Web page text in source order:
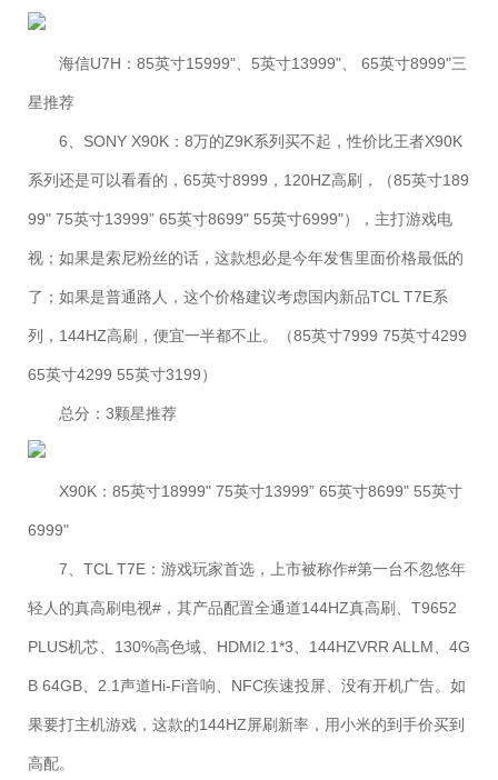
海信U7H：85英寸15999"、5英寸13999"、 65英寸8999"三
星推荐
6、SONY X90K：8万的Z9K系列买不起，性价比王者X90K
系列还是可以看看的，65英寸8999，120HZ高刷，（85英寸189
99" 75英寸13999” 65英寸8699" 55英寸6999"），主打游戏电
视；如果是索尼粉丝的话，这款想必是今年发售里面价格最低的
了；如果是普通路人，这个价格建议考虑国内新品TCL T7E系
列，144HZ高刷，便宜一半都不止。（85英寸7999 75英寸4299
65英寸4299 55英寸3199）
总分：3颗星推荐
X90K：85英寸18999" 75英寸13999” 65英寸8699" 55英寸
6999"
7、TCL T7E：游戏玩家首选，上市被称作#第一台不忽悠年
轻人的真高刷电视#，其产品配置全通道144HZ真高刷、T9652
PLUS机芯、130%高色域、HDMI2.1*3、144HZVRR ALLM、4G
B 64GB、2.1声道Hi-Fi音响、NFC疾速投屏、没有开机广告。如
果要打主机游戏，这款的144HZ屏刷新率，用小米的到手价买到
高配。